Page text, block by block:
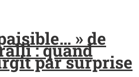
» de
: quand
par surprise